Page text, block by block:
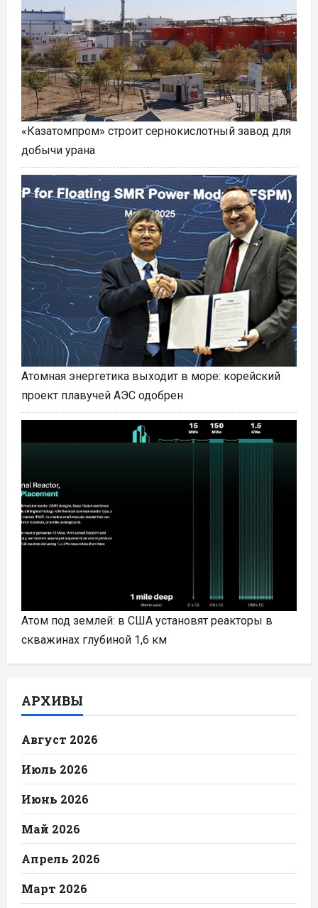
«Казатомпром» строит сернокислотный завод для
добычи урана
Атомная энергетика выходит в море: корейский
проект плавучей АЭС одобрен
Атом под землей: в США установят реакторы в
скважинах глубиной 1,6 км
АРХИВЫ
Август 2026
Июль 2026
Июнь 2026
Май 2026
Апрель 2026
Март 2026